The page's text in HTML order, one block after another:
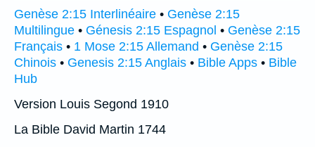
Genèse 2:15 Interlinéaire • Genèse 2:15
Multilingue • Génesis 2:15 Espagnol • Genèse 2:15
Français • 1 Mose 2:15 Allemand • Genèse 2:15
Chinois • Genesis 2:15 Anglais • Bible Apps • Bible
Hub
Version Louis Segond 1910
La Bible David Martin 1744